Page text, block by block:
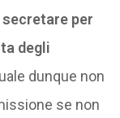
secretare per
degli
dunque non
se non